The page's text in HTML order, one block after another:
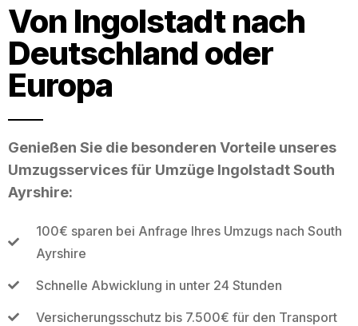
Von Ingolstadt nach
Deutschland oder
Europa
Genießen Sie die besonderen Vorteile unseres
Umzugsservices für Umzüge Ingolstadt South
Ayrshire:
100€ sparen bei Anfrage Ihres Umzugs nach South
Ayrshire
Schnelle Abwicklung in unter 24 Stunden
Versicherungsschutz bis 7.500€ für den Transport